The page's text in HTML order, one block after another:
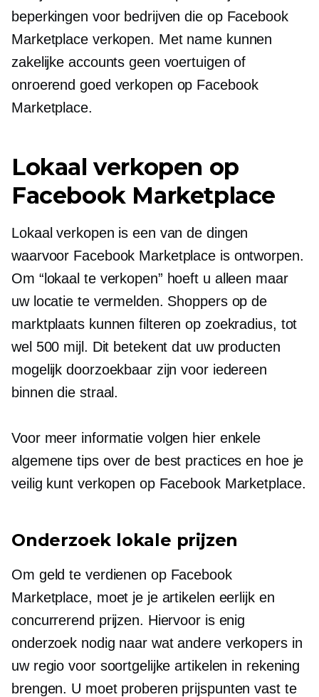
beperkingen voor bedrijven die op Facebook
Marketplace verkopen. Met name kunnen
zakelijke accounts geen voertuigen of
onroerend goed verkopen op Facebook
Marketplace.
Lokaal verkopen op
Facebook Marketplace
Lokaal verkopen is een van de dingen
waarvoor Facebook Marketplace is ontworpen.
Om “lokaal te verkopen” hoeft u alleen maar
uw locatie te vermelden. Shoppers op de
marktplaats kunnen filteren op zoekradius, tot
wel 500 mijl. Dit betekent dat uw producten
mogelijk doorzoekbaar zijn voor iedereen
binnen die straal.
Voor meer informatie volgen hier enkele
algemene tips over de best practices en hoe je
veilig kunt verkopen op Facebook Marketplace.
Onderzoek lokale prijzen
Om geld te verdienen op Facebook
Marketplace, moet je je artikelen eerlijk en
concurrerend prijzen. Hiervoor is enig
onderzoek nodig naar wat andere verkopers in
uw regio voor soortgelijke artikelen in rekening
brengen. U moet proberen prijspunten vast te